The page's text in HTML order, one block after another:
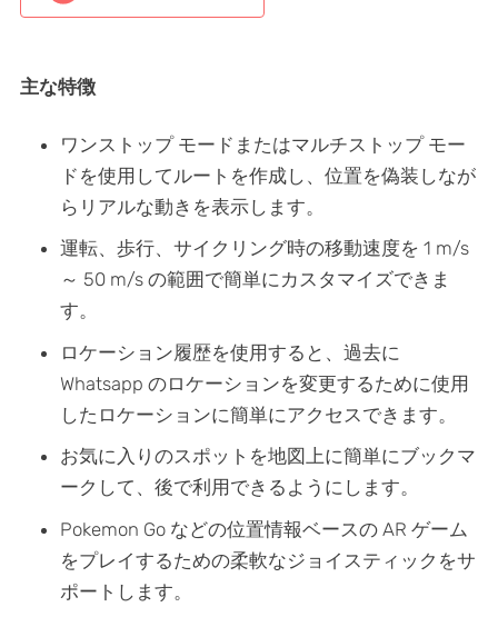
主な特徴
ワンストップ モードまたはマルチストップ モー
ドを使用してルートを作成し、位置を偽装しなが
らリアルな動きを表示します。
運転、歩行、サイクリング時の移動速度を 1 m/s
～ 50 m/s の範囲で簡単にカスタマイズできま
す。
ロケーション履歴を使用すると、過去に
Whatsapp のロケーションを変更するために使用
したロケーションに簡単にアクセスできます。
お気に入りのスポットを地図上に簡単にブックマ
ークして、後で利用できるようにします。
Pokemon Go などの位置情報ベースの AR ゲーム
をプレイするための柔軟なジョイスティックをサ
ポートします。